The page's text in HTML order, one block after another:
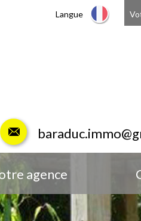
Langue
agence